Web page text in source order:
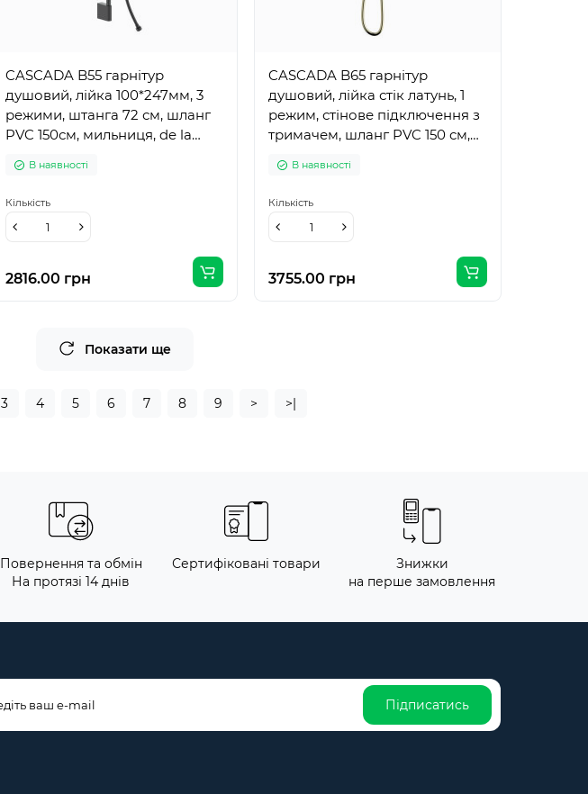
CASCADA B55 гарнітур
душовий, лійка 100*247мм, 3
режими, штанга 72 см, шланг
PVC 150см, мильниця, de la
В наявності
2816.00 грн
Кількість
CASCADA B65 гарнітур
душовий, лійка стік латунь, 1
режим, стінове підключення з
тримачем, шланг PVC 150 см,
В наявності
3755.00 грн
Кількість
Показати ще
3 4 5 6 7 8 9 > >|
Повернення та обмін
На протязі 14 днів
Сертифіковані товари
Знижки
на перше замовлення
Підписатись